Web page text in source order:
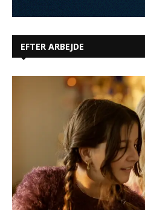
EFTER ARBEJDE